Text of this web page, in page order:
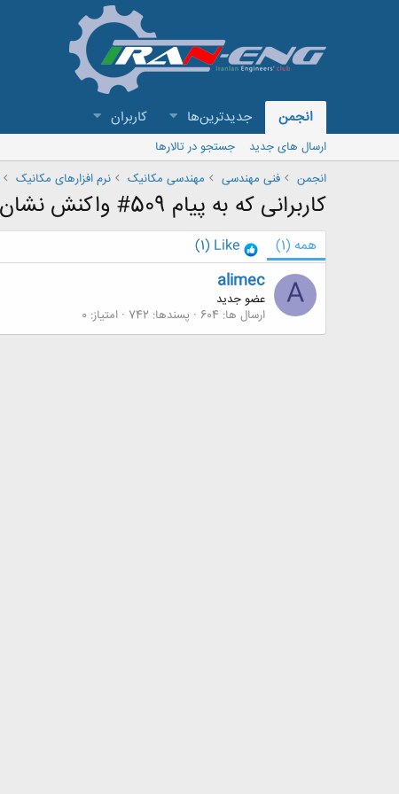
انجمن جدیدترین‌ها کاربران
ارسال های جدید
جستجو در تالارها
انجمن
فنی مهندسی مهندسی مکانیک نرم افزارهای مکانیک
کاربرانی که به پیام 509# واکنش نشان داده اند
همه (1)
Like
(1)
A
alimec
عضو جدید
ارسال ها 604 پسندها 742 امتیاز 0